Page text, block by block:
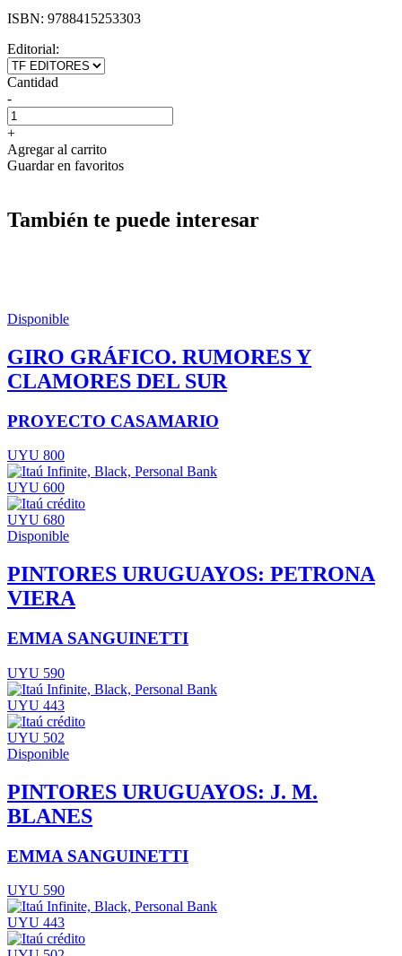
ISBN: 9788415253303
Editorial:
Cantidad
-
+
Agregar al carrito
Guardar en favoritos
También te puede interesar
Disponible
GIRO GRÁFICO. RUMORES Y
CLAMORES DEL SUR
PROYECTO CASAMARIO
UYU 800
UYU 600
UYU 680
Disponible
PINTORES URUGUAYOS: PETRONA
VIERA
EMMA SANGUINETTI
UYU 590
UYU 443
UYU 502
Disponible
PINTORES URUGUAYOS: J. M.
BLANES
EMMA SANGUINETTI
UYU 590
UYU 443